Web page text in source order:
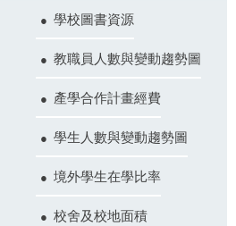
學校圖書資源
教職員人數與變動趨勢圖
產學合作計畫經費
學生人數與變動趨勢圖
境外學生在學比率
校舍及校地面積